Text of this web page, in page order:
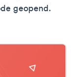
geopend.